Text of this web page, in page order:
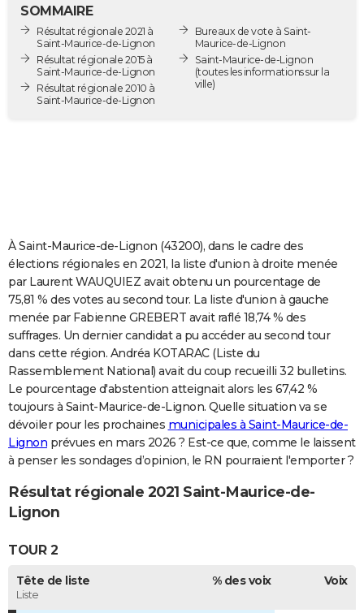
Destinations
City break
Voyage nature
Voyage de noces
Forum
Climat
GUIDES D'ACHAT
BONS PLANS
S'inscrire
Se connecter
Lycées
Collèges
Primaires
Universités
Entreprises
Service militaire
Avis de recherche
AVIS DE DÉCÈS
FORUM
Bricolage
Lifestyle
Culture
Television
Voyage
Cinema
SOMMAIRE
Résultat régionale 2021 à
Saint-Maurice-de-Lignon
Résultat régionale 2015 à
Saint-Maurice-de-Lignon
Résultat régionale 2010 à
Saint-Maurice-de-Lignon
Bureaux de vote à Saint-
Maurice-de-Lignon
Saint-Maurice-de-Lignon
(toutes les informations sur la
ville)
À Saint-Maurice-de-Lignon (43200), dans le cadre des
élections régionales en 2021, la liste d'union à droite menée
par Laurent WAUQUIEZ avait obtenu un pourcentage de
75,81 % des votes au second tour. La liste d'union à gauche
menée par Fabienne GREBERT avait raflé 18,74 % des
suffrages. Un dernier candidat a pu accéder au second tour
dans cette région. Andréa KOTARAC (Liste du
Rassemblement National) avait du coup recueilli 32 bulletins.
Le pourcentage d'abstention atteignait alors les 67,42 %
toujours à Saint-Maurice-de-Lignon. Quelle situation va se
dévoiler pour les prochaines municipales à Saint-Maurice-de-
Lignon prévues en mars 2026 ? Est-ce que, comme le laissent
à penser les sondages d’opinion, le RN pourraient l'emporter ?
Résultat régionale 2021 Saint-Maurice-de-
Lignon
TOUR 2
Tête de liste
Liste
% des voix Voix